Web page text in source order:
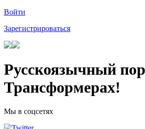
Войти
Зарегистрироваться
Русскоязычный
Трансформерах!
Мы в соцсетях